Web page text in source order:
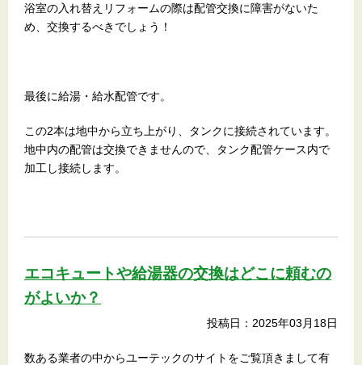
浴室の入れ替えリフォームの際は配管交換に障害がないた
め、交換するべきでしょう！
最後に給湯・給水配管です。
この2本は地中から立ち上がり、タンクに接続されています。
地中内の配管は交換できませんので、タンク配管ケース内で
加工し接続します。
エコキュートや給湯器の交換はどこに頼むの
がよいか？
投稿日：2025年03月18日
数ある業者の中からユーテックのサイトをご覧頂きまして有